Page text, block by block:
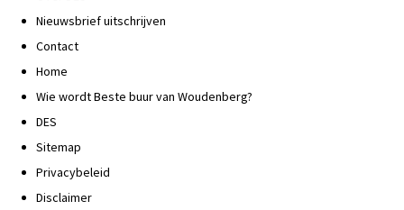
Nieuwsbrief uitschrijven
Contact
Home
Wie wordt Beste buur van Woudenberg?
DES
Sitemap
Privacybeleid
Disclaimer